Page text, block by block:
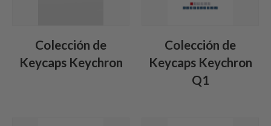
Colección de
Keycaps Keychron
Colección de
Keycaps Keychron
Q1